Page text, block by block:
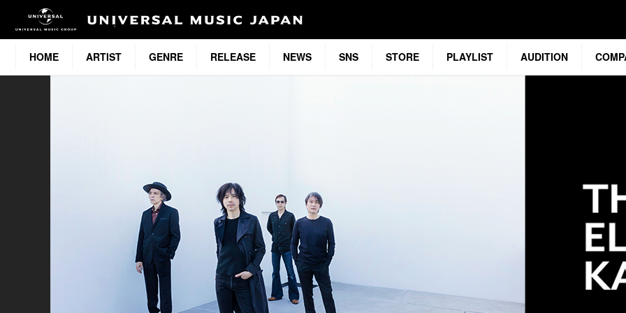
HOME ARTIST GENRE RELEASE NEWS SNS STORE PLAYLIST AUDITION